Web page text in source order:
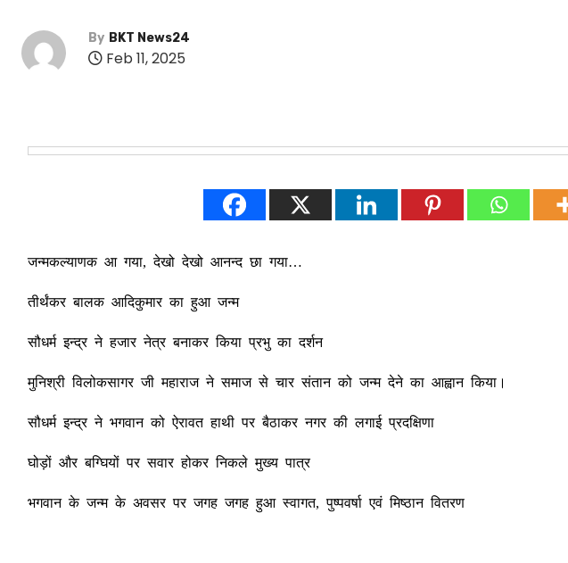
By BKT News24
Feb 11, 2025
जन्मकल्याणक आ गया, देखो देखो आनन्द छा गया…
तीर्थंकर बालक आदिकुमार का हुआ जन्म
सौधर्म इन्द्र ने हजार नेत्र बनाकर किया प्रभु का दर्शन
मुनिश्री विलोकसागर जी महाराज ने समाज से चार संतान को जन्म देने का आह्वान किया।
सौधर्म इन्द्र ने भगवान को ऐरावत हाथी पर बैठाकर नगर की लगाई प्रदक्षिणा
घोड़ों और बग्घियों पर सवार होकर निकले मुख्य पात्र
भगवान के जन्म के अवसर पर जगह जगह हुआ स्वागत, पुष्पवर्षा एवं मिष्ठान वितरण